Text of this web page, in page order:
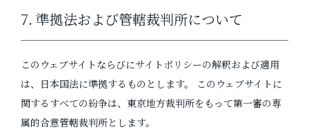
7. 準拠法および管轄裁判所について
このウェブサイトならびにサイトポリシーの解釈および適用
は、日本国法に準拠するものとします。 このウェブサイトに
関するすべての紛争は、東京地方裁判所をもって第一審の専
属的合意管轄裁判所とします。